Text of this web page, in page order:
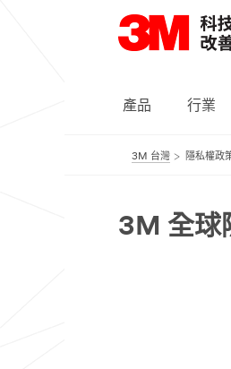
產品 行業
3M 台灣 隱私權政
3M 全球